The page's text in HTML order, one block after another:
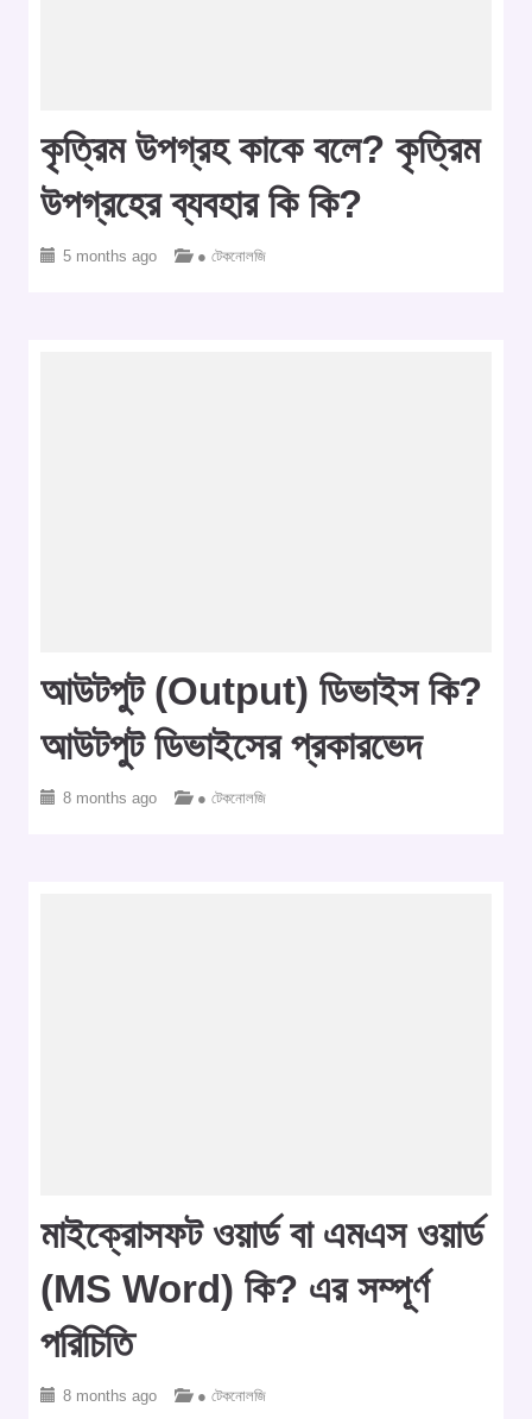
কৃত্রিম উপগ্রহ কাকে বলে? কৃত্রিম
উপগ্রহের ব্যবহার কি কি?
5 months ago ● টেকনোলজি
আউটপুট (Output) ডিভাইস কি?
আউটপুট ডিভাইসের প্রকারভেদ
8 months ago ● টেকনোলজি
মাইক্রোসফট ওয়ার্ড বা এমএস ওয়ার্ড
(MS Word) কি? এর সম্পূর্ণ
পরিচিতি
8 months ago ● টেকনোলজি